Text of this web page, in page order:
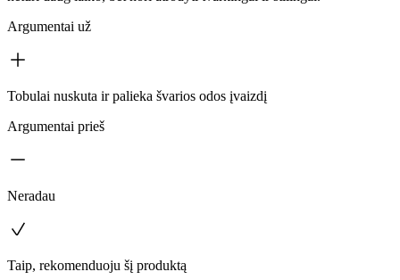
Argumentai už
Tobulai nuskuta ir palieka švarios odos įvaizdį
Argumentai prieš
Neradau
Taip, rekomenduoju šį produktą